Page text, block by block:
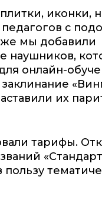
иконки,
с
мы добавили
наушников,
онлайн-
их
тарифы.